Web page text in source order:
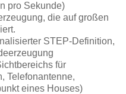
pro Sekunde)
die auf großen
STEP-Definition,
für
Telefonantenne,
eines Houses)